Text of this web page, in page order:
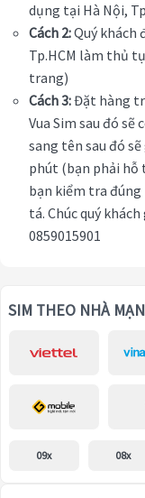
dụng tại Hà Nội,
Cách 2:Quý khách
Tp.HCM làm thủ
trang)
Cách 3:Đặt hàng
Vua Sim sau đó
sang tên sau đó
phút (bạn phải hỗ
bạn kiểm tra
tá. Chúc quý
0859015901
SIM THEO NHÀ
09x 08x